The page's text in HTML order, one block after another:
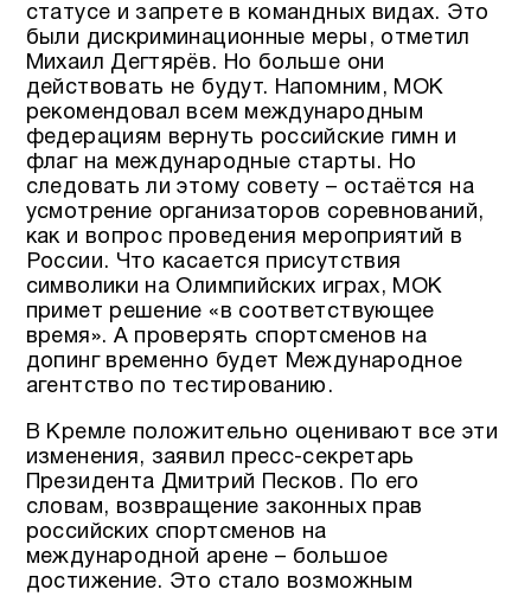
статусе и запрете в командных видах. Это
были дискриминационные меры, отметил
Михаил Дегтярёв. Но больше они
действовать не будут. Напомним, МОК
рекомендовал всем международным
федерациям вернуть российские гимн и
флаг на международные старты. Но
следовать ли этому совету – остаётся на
усмотрение организаторов соревнований,
как и вопрос проведения мероприятий в
России. Что касается присутствия
символики на Олимпийских играх, МОК
примет решение «в соответствующее
время». А проверять спортсменов на
допинг временно будет Международное
агентство по тестированию.
В Кремле положительно оценивают все эти
изменения, заявил пресс-секретарь
Президента Дмитрий Песков. По его
словам, возвращение законных прав
российских спортсменов на
международной арене – большое
достижение. Это стало возможным